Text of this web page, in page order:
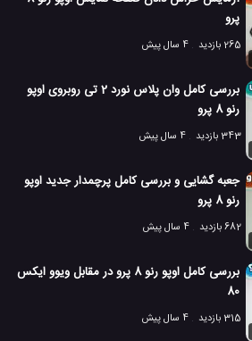
بررسی
پرو
265 بازدید
4 سال پیش
بررسی کامل وان پلاس نورد 2 تی روبروی اوپو
رنو 8 پرو
343 بازدید
4 سال پیش
جعبه گشایی و بررسی کامل پرچمدار جدید اوپو
رنو 8 پرو
682 بازدید
4 سال پیش
بررسی کامل اوپو رنو 8 پرو در مقابل ویوو ایکس
80
315 بازدید
4 سال پیش